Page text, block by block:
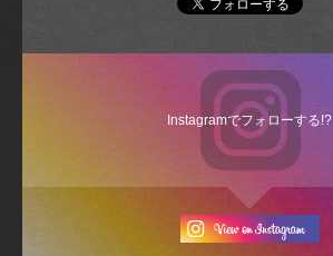
Instagramでフォローする!?